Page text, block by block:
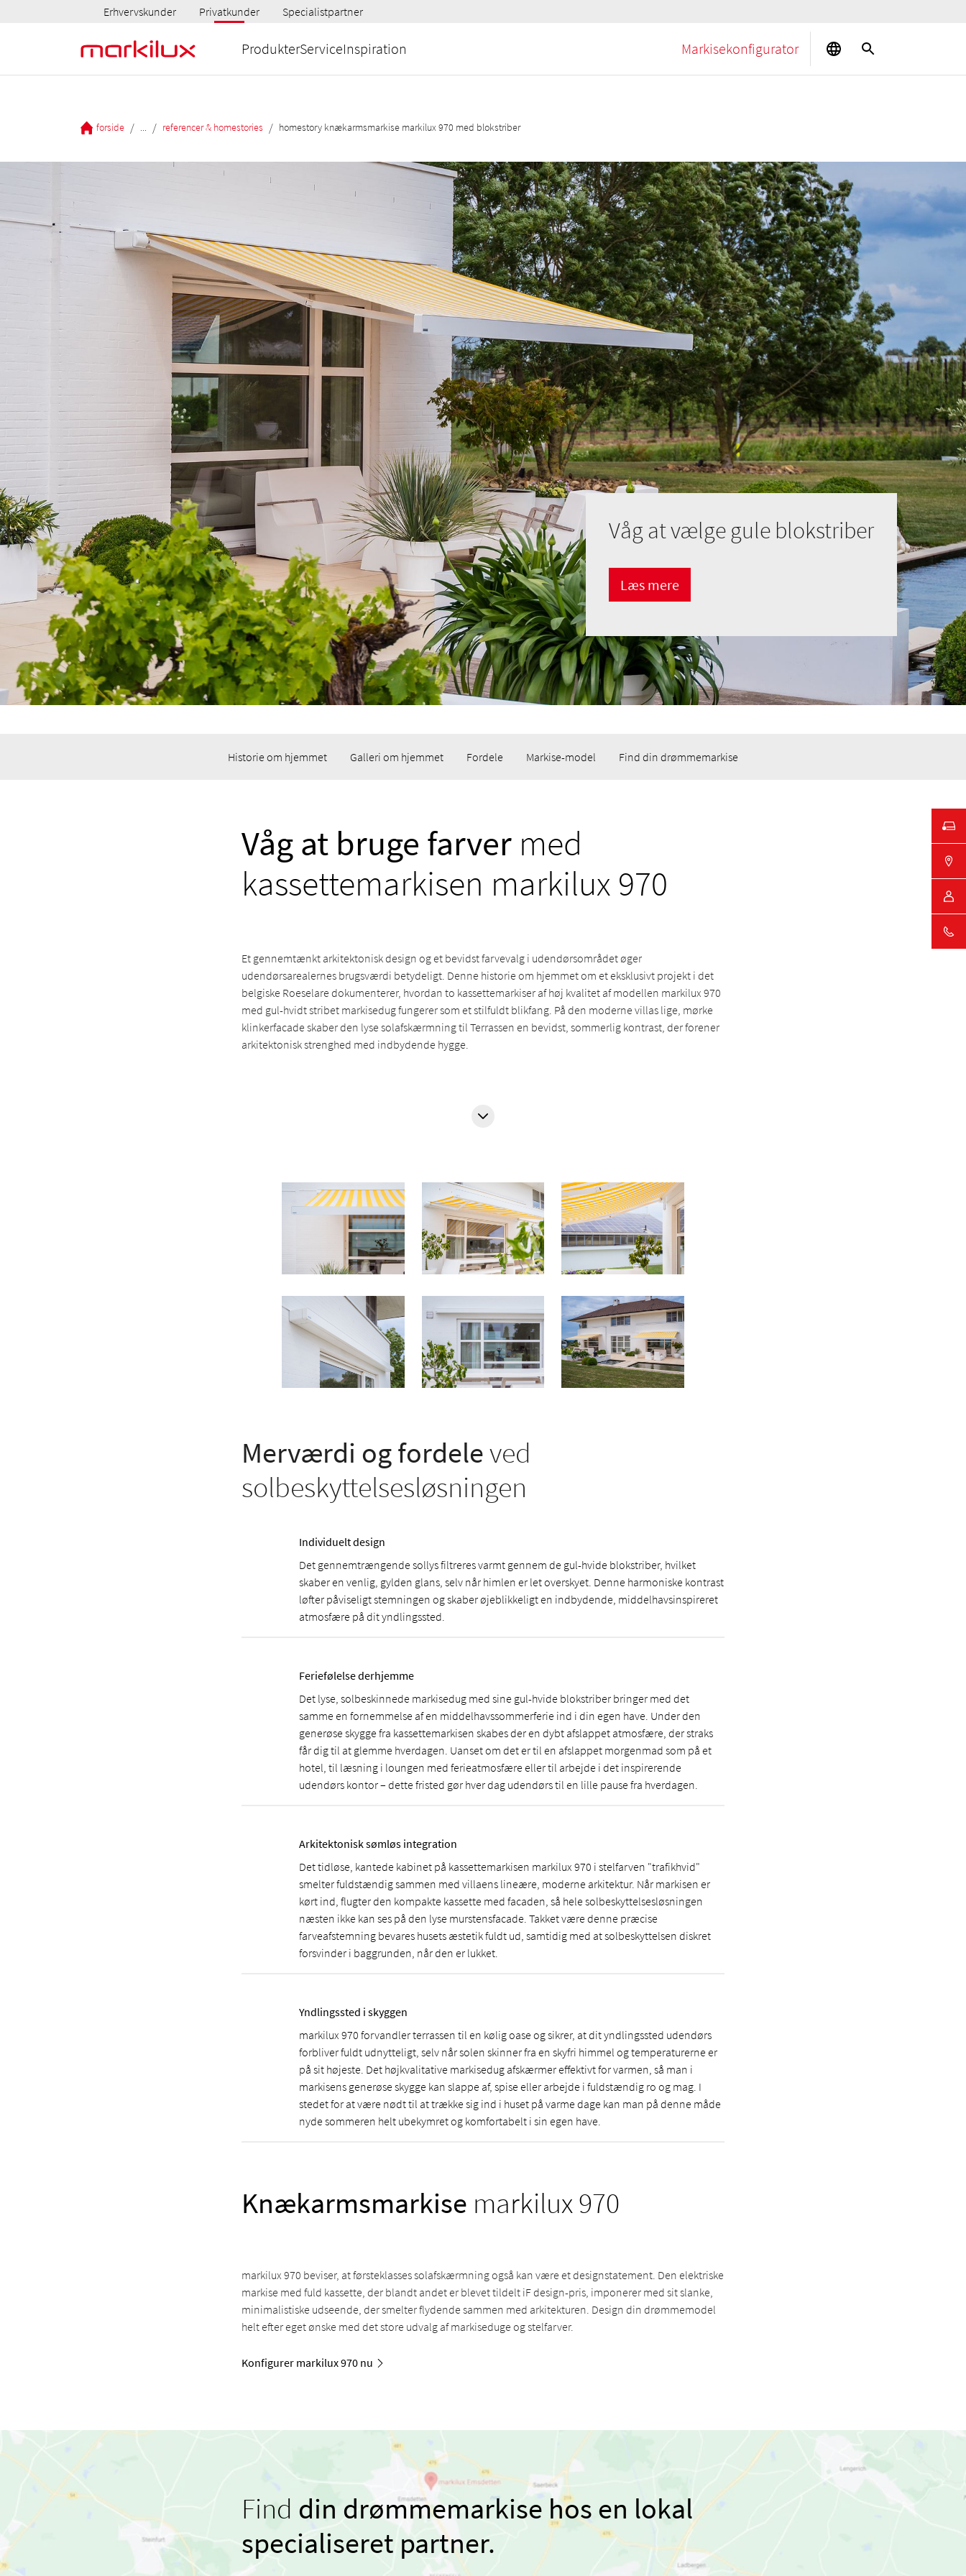
Erhvervskunder Privatkunder Specialistpartner
ProdukterServiceInspiration Markisekonfigurator
forside / / referencer & homestories / homestory knækarmsmarkise markilux 970 med blokstriber
Våg at vælge gule blokstriber
Læs mere
Historie om hjemmet Galleri om hjemmet Fordele Markise-model Find din drømmemarkise
Våg at bruge farver med
kassettemarkisen markilux 970
Et gennemtænkt arkitektonisk design og et bevidst farvevalg i udendørsområdet øger
udendørsarealernes brugsværdi betydeligt. Denne historie om hjemmet om et eksklusivt projekt i det
belgiske Roeselare dokumenterer, hvordan to kassettemarkiser af høj kvalitet af modellen markilux 970
med gul-hvidt stribet markisedug fungerer som et stilfuldt blikfang. På den moderne villas lige, mørke
klinkerfacade skaber den lyse solafskærmning til Terrassen en bevidst, sommerlig kontrast, der forener
arkitektonisk strenghed med indbydende hygge.
Merværdi og fordeleved
solbeskyttelsesløsningen
Individuelt design
Det gennemtrængende sollys filtreres varmt gennem de gul-hvide blokstriber, hvilket
skaber en venlig, gylden glans, selv når himlen er let overskyet. Denne harmoniske kontrast
løfter påviseligt stemningen og skaber øjeblikkeligt en indbydende, middelhavsinspireret
atmosfære på dit yndlingssted.
Feriefølelse derhjemme
Det lyse, solbeskinnede markisedug med sine gul-hvide blokstriber bringer med det
samme en fornemmelse af en middelhavssommerferie ind i din egen have. Under den
generøse skygge fra kassettemarkisen skabes der en dybt afslappet atmosfære, der straks
får dig til at glemme hverdagen. Uanset om det er til en afslappet morgenmad som på et
hotel, til læsning i loungen med ferieatmosfære eller til arbejde i det inspirerende
udendørs kontor – dette fristed gør hver dag udendørs til en lille pause fra hverdagen.
Arkitektonisk sømløs integration
Det tidløse, kantede kabinet på kassettemarkisen markilux 970 i stelfarven "trafikhvid"
smelter fuldstændig sammen med villaens lineære, moderne arkitektur. Når markisen er
kørt ind, flugter den kompakte kassette med facaden, så hele solbeskyttelsesløsningen
næsten ikke kan ses på den lyse murstensfacade. Takket være denne præcise
farveafstemning bevares husets æstetik fuldt ud, samtidig med at solbeskyttelsen diskret
forsvinder i baggrunden, når den er lukket.
Yndlingssted i skyggen
markilux 970 forvandler terrassen til en kølig oase og sikrer, at dit yndlingssted udendørs
forbliver fuldt udnytteligt, selv når solen skinner fra en skyfri himmel og temperaturerne er
på sit højeste. Det højkvalitative markisedug afskærmer effektivt for varmen, så man i
markisens generøse skygge kan slappe af, spise eller arbejde i fuldstændig ro og mag. I
stedet for at være nødt til at trække sig ind i huset på varme dage kan man på denne måde
nyde sommeren helt ubekymret og komfortabelt i sin egen have.
Knækarmsmarkise markilux 970
markilux 970 beviser, at førsteklasses solafskærmning også kan være et designstatement. Den elektriske
markise med fuld kassette, der blandt andet er blevet tildelt iF design-pris, imponerer med sit slanke,
minimalistiske udseende, der smelter flydende sammen med arkitekturen. Design din drømmemodel
helt efter eget ønske med det store udvalg af markiseduge og stelfarver.
Konfigurer markilux 970 nu
Find din drømmemarkise hos en lokal
specialiseret partner.